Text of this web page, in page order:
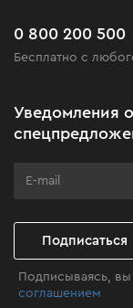
Черная пятница
Клуб мастерства
Часто
0 800 200 500
Бесплатно с
Уведомления
Подписаться
Подписываясь, вы
соглашением